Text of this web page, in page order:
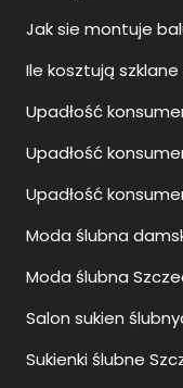
Jak sie montuje
Ile kosztują
Upadłość
Upadłość
Upadłość
Moda ślubna
Moda ślubna
Salon sukien
Sukienki ślubne